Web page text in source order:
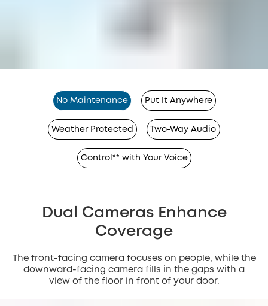
No Maintenance Put It Anywhere
Weather Protected Two-Way Audio
Control** with Your Voice
Dual Cameras Enhance
Coverage
The front-facing camera focuses on people, while the
downward-facing camera fills in the gaps with a
view of the floor in front of your door.